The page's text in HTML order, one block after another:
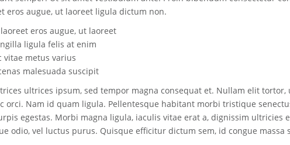
eros augue, ut laoreet ligula dictum non.
laoreet eros augue, ut laoreet
ligula felis at enim
vitae metus varius
malesuada suscipit
ultrices ipsum, sed tempor magna consequat et. Nullam elit tortor,
orci. Nam id quam ligula. Pellentesque habitant morbi tristique
egestas. Morbi magna ligula, iaculis vitae erat a, dignissim ultricies
odio, vel luctus purus. Quisque efficitur dictum sem, id congue massa